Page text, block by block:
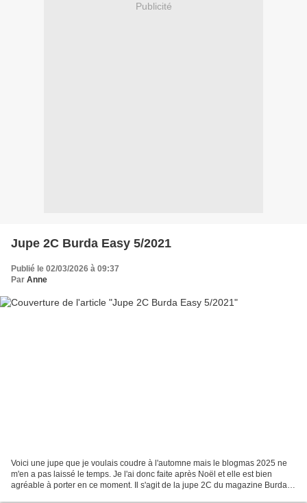
Publicité
Jupe 2C Burda Easy 5/2021
Publié le 02/03/2026 à 09:37
Par Anne
Voici une jupe que je voulais coudre à l'automne mais le blogmas 2025 ne
m'en a pas laissé le temps. Je l'ai donc faite après Noël et elle est bien
agréable à porter en ce moment. Il s'agit de la jupe 2C du magazine Burda